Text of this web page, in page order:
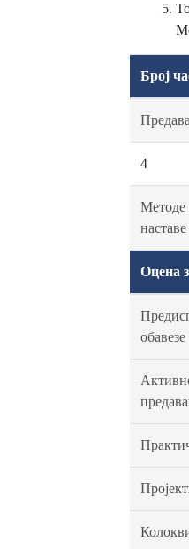
Број
4
Методе
наставе
Оцена
обавезе